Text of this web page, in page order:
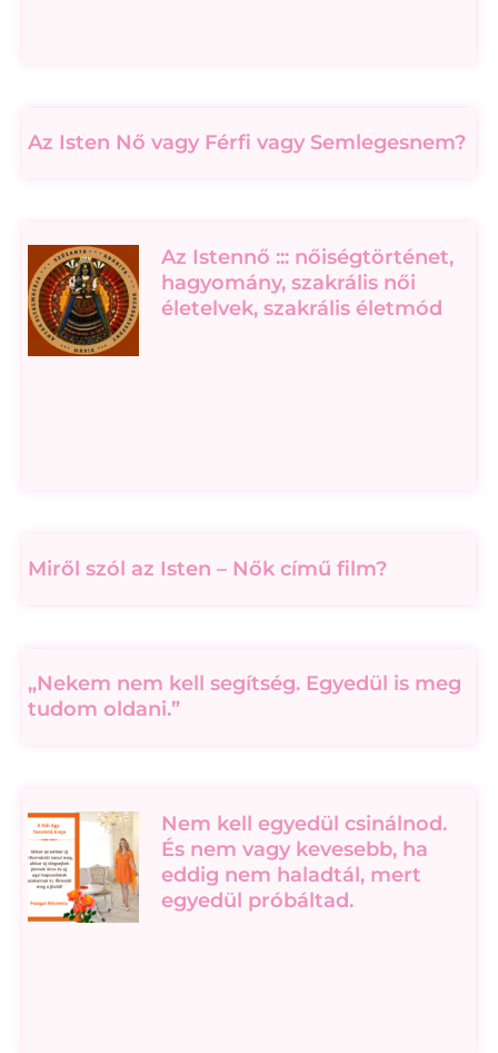
Az Isten Nő vagy Férfi vagy Semlegesnem?
Az Istennő ::: nőiségtörténet,
hagyomány, szakrális női
életelvek, szakrális életmód
Miről szól az Isten – Nők című film?
„Nekem nem kell segítség. Egyedül is meg
tudom oldani.”
Nem kell egyedül csinálnod.
És nem vagy kevesebb, ha
eddig nem haladtál, mert
egyedül próbáltad.